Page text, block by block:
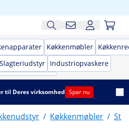
Køkkenmøbler
Slagteriudstyr Industriopvaskere
til Deres virksomhed Spar nu
/ Køkkenmøbler /